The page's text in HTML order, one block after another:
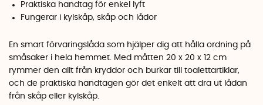
Praktiska handtag för enkel lyft
Fungerar i kylskåp, skåp och lådor
En smart förvaringslåda som hjälper dig att hålla ordning på
småsaker i hela hemmet. Med måtten 20 x 20 x 12 cm
rymmer den allt från kryddor och burkar till toalettartiklar,
och de praktiska handtagen gör det enkelt att dra ut lådan
från skåp eller kylskåp.